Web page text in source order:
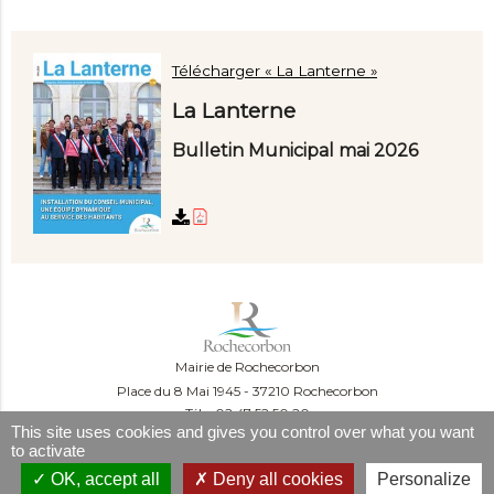
Télécharger « La Lanterne »
La Lanterne
Bulletin Municipal mai 2026
Mairie de Rochecorbon
Place du 8 Mai 1945
37210 Rochecorbon
Tél. : 02 47 52 50 20
Du lundi au mercredi :
Le jeudi :
This site uses cookies and gives you control over what you want
to activate
OK, accept all
Deny all cookies Personalize